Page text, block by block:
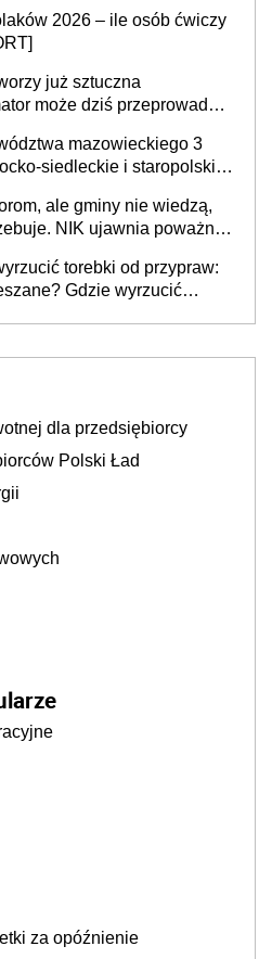
2026 – ile osób ćwiczy
już sztuczna
może dziś przeprowadzić
mazowieckiego 3
siedleckie i staropolskie.
ale gminy nie wiedzą,
NIK ujawnia poważną
torebki od przypraw:
Gdzie wyrzucić
dla przedsiębiorcy
Polski Ład
za opóźnienie